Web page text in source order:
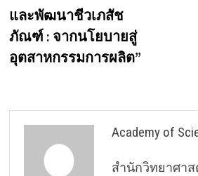
และพัฒนาชีวเภสัช
ภัณฑ์ : จากนโยบายสู่
อุตสาหกรรมการผลิต”
Academy of
สำนักวิทยาศา